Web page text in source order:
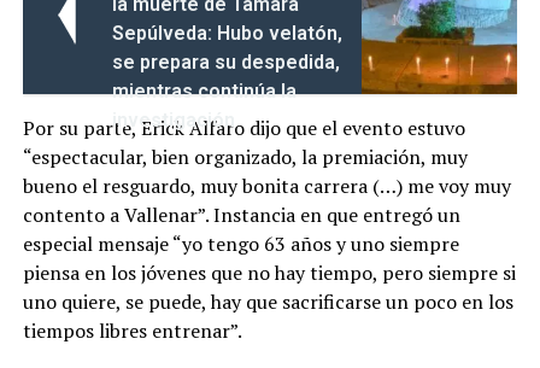
Sepúlveda: Hubo velatón,
se prepara su despedida,
mientras continúa la
investigación
Por su parte, Erick Alfaro dijo que el evento estuvo
“espectacular, bien organizado, la premiación, muy
bueno el resguardo, muy bonita carrera (…) me voy muy
contento a Vallenar”. Instancia en que entregó un
especial mensaje “yo tengo 63 años y uno siempre
piensa en los jóvenes que no hay tiempo, pero siempre si
uno quiere, se puede, hay que sacrificarse un poco en los
tiempos libres entrenar”.